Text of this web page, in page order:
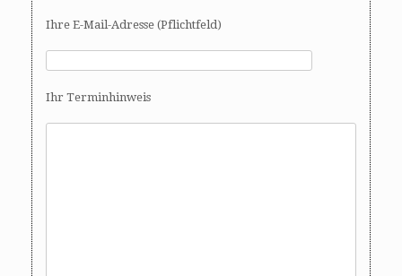
Ihre E-Mail-Adresse (Pflichtfeld)
Ihr Terminhinweis